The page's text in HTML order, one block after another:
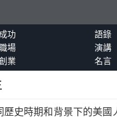
成功 語錄
場 演講
業 名言
史時期和背景下的美